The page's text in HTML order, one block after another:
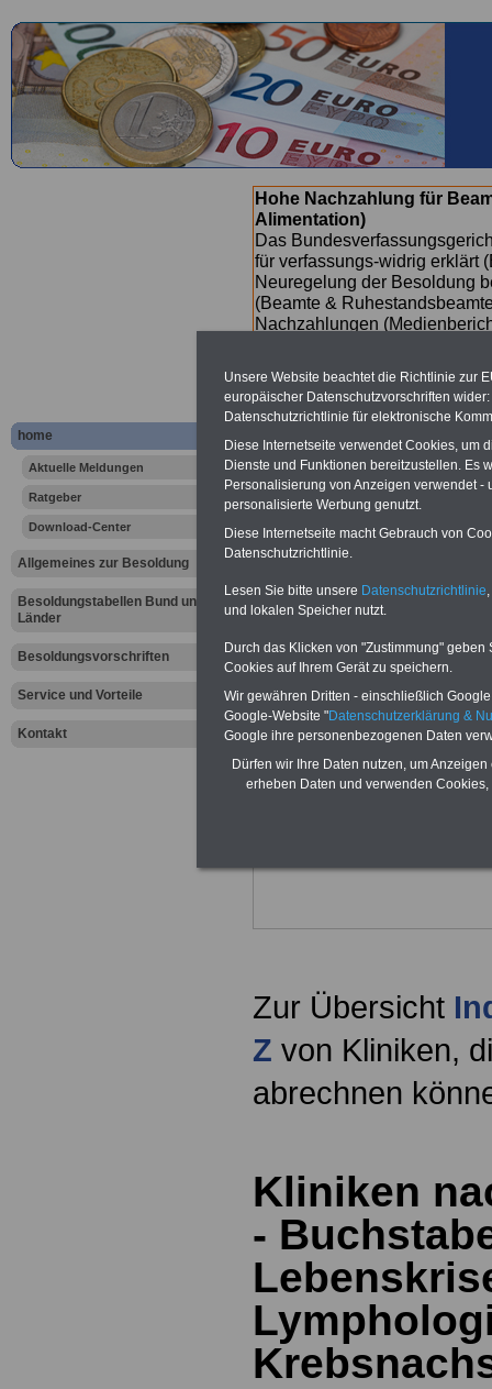
home
Aktuelle Meldungen
Ratgeber
Download-Center
Allgemeines zur Besoldung
Besoldungstabellen Bund und
Länder
Besoldungsvorschriften
Service und Vorteile
Kontakt
Hohe Nachzahlung für
Alimentation)
Das
für verfassungs-widrig erklärt
Neuregelung der Besoldung
(Beamte &
Nachzahlungen
dem Beschluss des
wird (wahrscheinlich im
gelistet
L von
Zur Übersicht
Z von Kliniken,
abrechnen
Kliniken
-
Unsere Website beachtet die Richtlinie zur
europäischer Datenschutzvorschriften
Datenschutzrichtlinie für elektronische
Diese Internetseite verwendet Cookies, um
Dienste und Funktionen bereitzustellen. Es
Personalisierung von Anzeigen verwendet
personalisierte Werbung genutzt.
Diese Internetseite macht Gebrauch von
Datenschutzrichtlinie.
Lesen Sie bitte unsere Datenschutzrichtlinie
und lokalen Speicher nutzt.
Durch das Klicken von "Zustimmung"
Cookies auf Ihrem Gerät zu speichern.
Wir gewähren Dritten - einschließlich
Google-Website "Datenschutzerklärung &
Google ihre personenbezogenen Daten
Dürfen wir Ihre Daten nutzen, um
erheben Daten und verwenden